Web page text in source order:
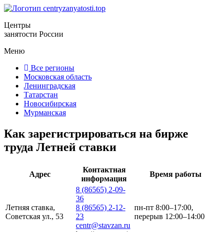
Центры
занятости России
Меню
Все регионы
Московская область
Ленинградская
Татарстан
Новосибирская
Мурманская
Как зарегистрироваться на бирже
труда Летней ставки
Адрес
Контактная
информация
Время работы
Летняя ставка,
Советская ул., 53
8 (86565) 2-09-
36
8 (86565) 2-12-
23
centr@stavzan.ru
пн-пт 8:00–17:00,
перерыв 12:00–14:00